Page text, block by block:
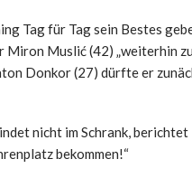
Tag für Tag sein Bestes
Muslić (42) „weiterhin
Donkor (27) dürfte er
nicht im Schrank, berichtet
bekommen!“